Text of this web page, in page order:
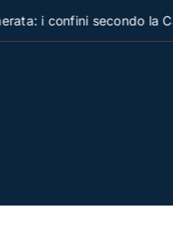
confini secondo la